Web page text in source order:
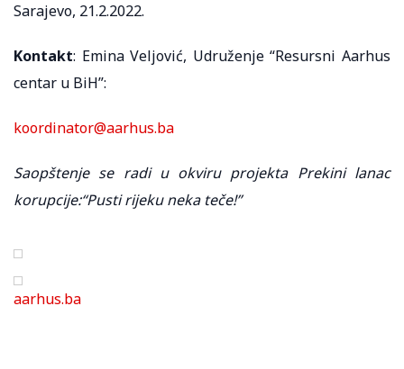
Sarajevo, 21.2.2022.
Kontakt: Emina Veljović, Udruženje “Resursni Aarhus
centar u BiH”:
koordinator@aarhus.ba
Saopštenje se radi u okviru projekta Prekini lanac
korupcije:“Pusti rijeku neka teče!”
aarhus.ba